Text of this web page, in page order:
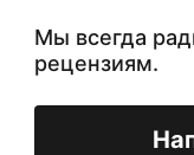
Мы всегда
рецензиям.